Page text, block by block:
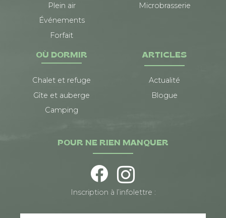
Plein air
Événements
Forfait
Microbrasserie
OÙ DORMIR
Chalet et refuge
Gîte et auberge
Camping
ARTICLES
Actualité
Blogue
POUR NE RIEN MANQUER
Inscription à l’infolettre :